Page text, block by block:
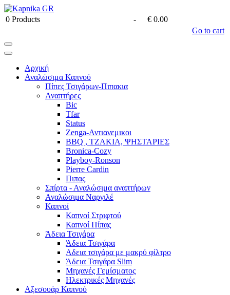
0 Products -
€ 0.00
Go to cart
Αρχική
Αναλώσιμα Καπνού
Πίπες Τσιγάρων-Πιπακια
Αναπτήρες
Bic
Tfar
Status
Zenga-Αντιανεμικοι
BBQ , ΤΖΑΚΙΑ, ΨΗΣΤΑΡΙΕΣ
Bronica-Cozy
Playboy-Ronson
Pierre Cardin
Πιπας
Σπίρτα - Αναλώσιμα αναπτήρων
Αναλώσιμα Ναργιλέ
Καπνοί
Καπνοί Στριφτού
Καπνοί Πίπας
Άδεια Τσιγάρα
Άδεια Τσιγάρα
Αδεια τσιγάρα με μακρύ φίλτρο
Άδεια Τσιγάρα Slim
Μηχανές Γεμίσματος
Ηλεκτρικές Μηχανές
Αξεσουάρ Καπνού